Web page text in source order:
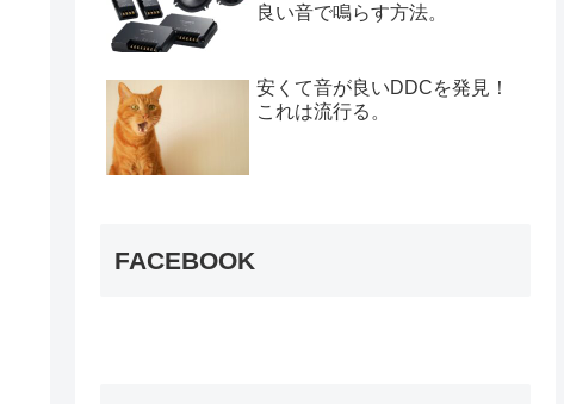
良い音で鳴らす方法。
安くて音が良いDDCを発見！
これは流行る。
FACEBOOK